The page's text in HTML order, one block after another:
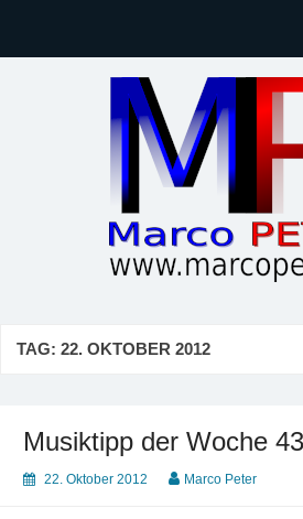
Gesellschaft, Musik, Photographie,
TAG: 22. OKTOBER 2012
Musiktipp der Woche
22. Oktober 2012 Marco Peter